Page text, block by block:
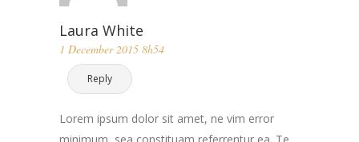
Laura White
1 December 2015 8h54
Reply
Lorem ipsum dolor sit amet, ne vim error